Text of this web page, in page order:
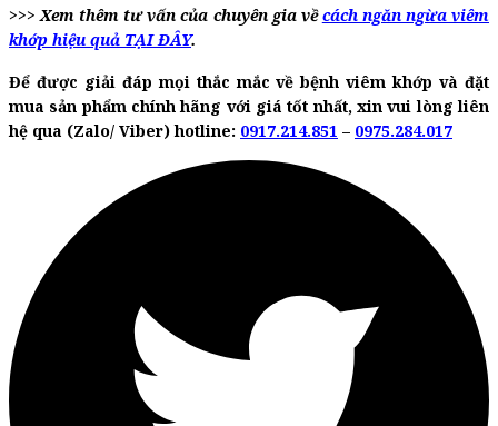
>>> Xem thêm tư vấn của chuyên gia vềcách ngăn ngừa viêm
khớp hiệu quả TẠI ĐÂY.
Để được giải đáp mọi thắc mắc về bệnh viêm khớp và đặt
mua sản phẩm chính hãng với giá tốt nhất, xin vui lòng liên
hệ qua (Zalo/ Viber) hotline: 0917.214.851 – 0975.284.017